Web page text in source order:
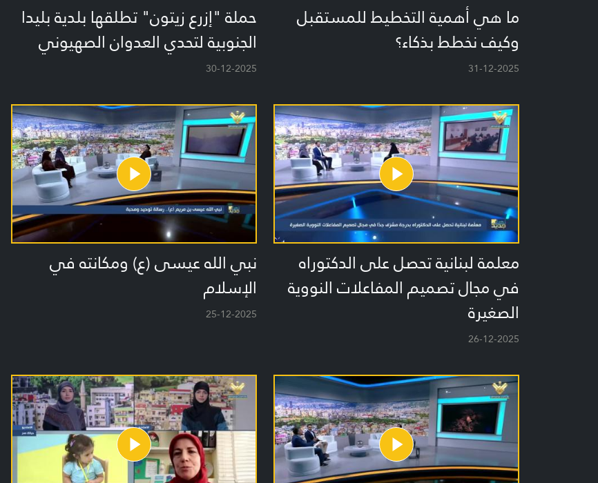
ما هي أهمية التخطيط للمستقبل
وكيف نخطط بذكاء؟
31-12-2025
حملة "إزرع زيتون" تطلقها بلدية بليدا
الجنوبية لتحدي العدوان الصهيوني
30-12-2025
معلمة لبنانية تحصل على الدكتوراه
في مجال تصميم المفاعلات النووية
الصغيرة
26-12-2025
نبي الله عيسى (ع) ومكانته في
الإسلام
25-12-2025